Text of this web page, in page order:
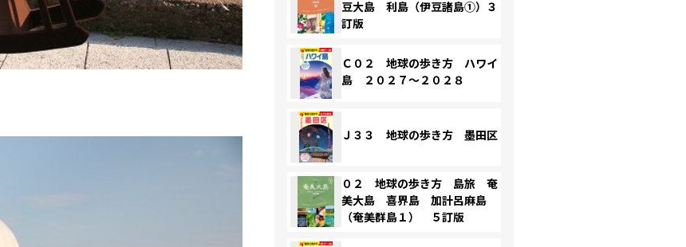
豆大島 利島（伊豆諸島①）３
訂版
Ｃ０２ 地球の歩き方 ハワイ
島 ２０２７～２０２８
Ｊ３３ 地球の歩き方 墨田区
０２ 地球の歩き方 島旅 奄
美大島 喜界島 加計呂麻島
（奄美群島１） ５訂版